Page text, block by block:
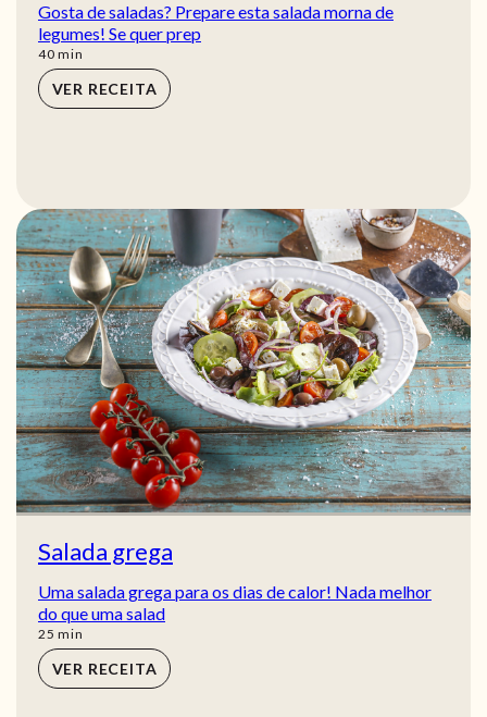
Gosta de saladas? Prepare esta salada morna de
legumes! Se quer prep
40min
min
VER RECEITA
Salada grega
Uma salada grega para os dias de calor! Nada melhor
do que uma salad
25 min
min
VER RECEITA